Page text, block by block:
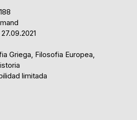
Griega, Filosofia Europea,
limitada